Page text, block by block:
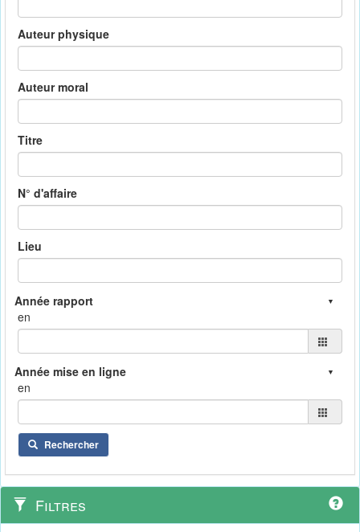
Auteur physique
Auteur moral
Titre
N° d'affaire
Lieu
en
en
Rechercher
Filtres